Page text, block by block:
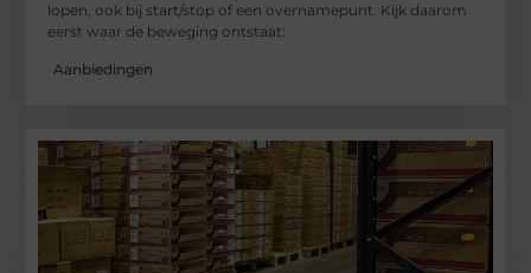
lopen, ook bij start/stop of een overnamepunt. Kijk daarom
eerst waar de beweging ontstaat:
Aanbiedingen